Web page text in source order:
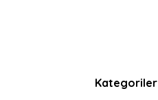
Kategoriler